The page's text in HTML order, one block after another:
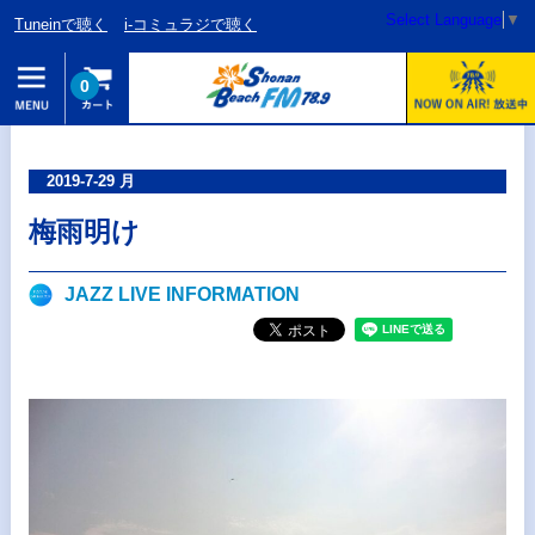
Tuneinで聴く i-コミュラジで聴く Select Language ▼
0
2019-7-29 月
梅雨明け
JAZZ LIVE INFORMATION